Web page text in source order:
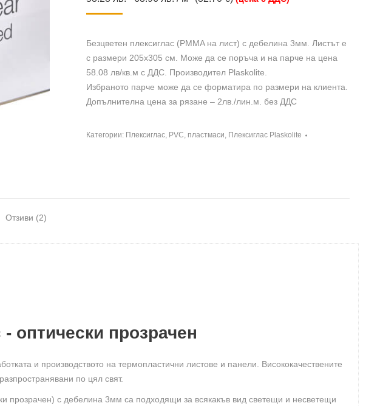
Безцветен плексиглас (PMMA на лист) с дебелина 3мм. Листът е
с размери 205х305 см. Може да се поръча и на парче на цена
58.08 лв/кв.м с ДДС. Производител Plaskolite.
Избраното парче може да се форматира по размери на клиента.
Допълнителна цена за рязане – 2лв./лин.м. без ДДС
Категории: Плексиглас, PVC, пластмаси, Плексиглас Plaskolite
Отзиви (2)
оптически прозрачен
и производството на термопластични листове и панели. Висококачествените
по цял свят.
прозрачен) с дебелина 3мм са подходящи за всякакъв вид светещи и несветещи